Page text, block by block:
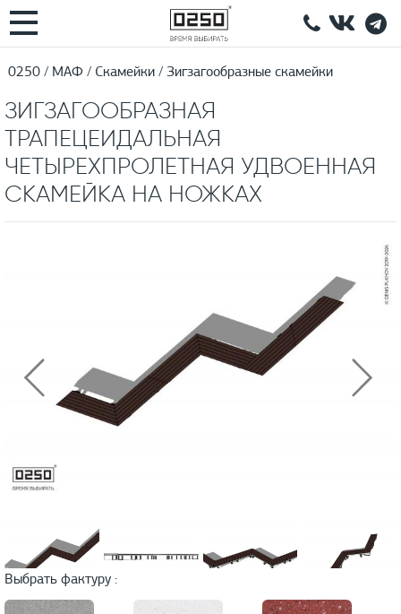
0250 МАФ Скамейки Зигзагообразные скамейки
ЗИГЗАГООБРАЗНАЯ
ТРАПЕЦЕИДАЛЬНАЯ
ЧЕТЫРЕХПРОЛЕТНАЯ УДВОЕННАЯ
СКАМЕЙКА НА НОЖКАХ
Выбрать фактуру :